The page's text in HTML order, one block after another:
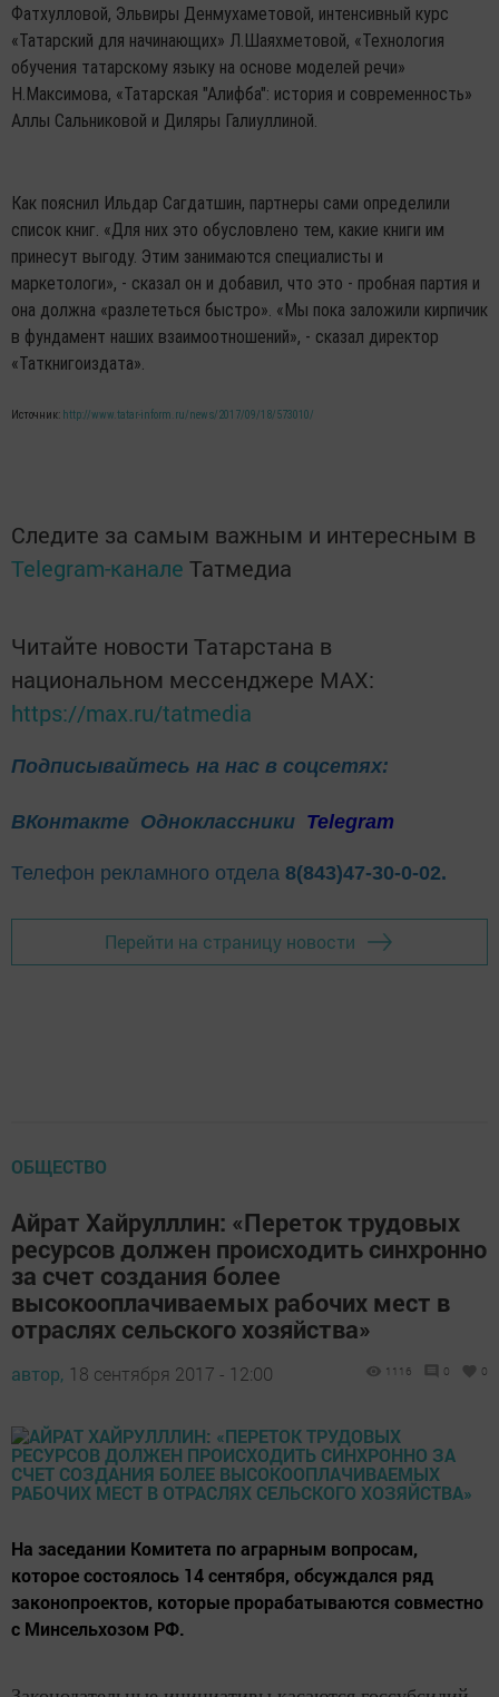
Фатхулловой, Эльвиры Денмухаметовой, интенсивный курс
«Татарский для начинающих» Л.Шаяхметовой, «Технология
обучения татарскому языку на основе моделей речи»
Н.Максимова, «Татарская "Алифба": история и современность»
Аллы Сальниковой и Диляры Галиуллиной.
Как пояснил Ильдар Сагдатшин, партнеры сами определили
список книг. «Для них это обусловлено тем, какие книги им
принесут выгоду. Этим занимаются специалисты и
маркетологи», - сказал он и добавил, что это - пробная партия и
она должна «разлететься быстро». «Мы пока заложили кирпичик
в фундамент наших взаимоотношений», - сказал директор
«Таткнигоиздата».
Источник: http://www.tatar-inform.ru/news/2017/09/18/573010/
Следите за самым важным и интересным в
Telegram-канале Татмедиа
Читайте новости Татарстана в
национальном мессенджере MАХ:
https://max.ru/tatmedia
Подписывайтесь на нас в соцсетях:
ВКонтакте Одноклассники Telegram
Телефон рекламного отдела 8(843)47-30-0-02.
Перейти на страницу новости
ОБЩЕСТВО
Айрат Хайрулллин: «Переток трудовых
ресурсов должен происходить синхронно
за счет создания более
высокооплачиваемых рабочих мест в
отраслях сельского хозяйства»
автор, 18 сентября 2017 - 12:00 1116 0 0
На заседании Комитета по аграрным вопросам,
которое состоялось 14 сентября, обсуждался ряд
законопроектов, которые прорабатываются совместно
с Минсельхозом РФ.